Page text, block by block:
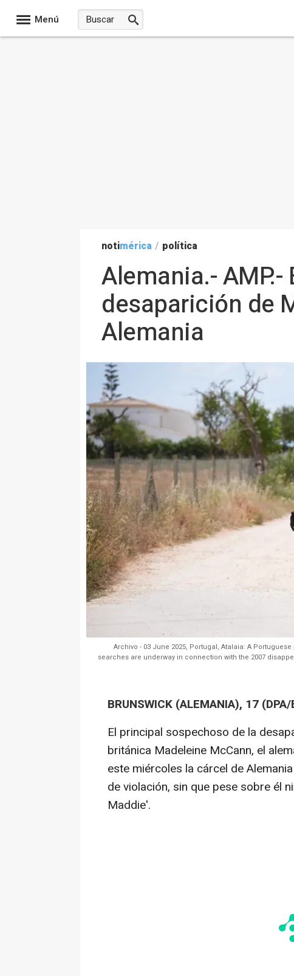
Menú
notimérica / política
Alemania.-
desaparición de
Alemania
Archivo - 03 June 2025, Portugal, Atalaia: A
searches are underway in connection with the 2007
BRUNSWICK (ALEMANIA), 17 (DPA/
El principal sospechoso de la
británica Madeleine McCann, el
este miércoles la cárcel de
de violación, sin que pese sobre él
Maddie'.